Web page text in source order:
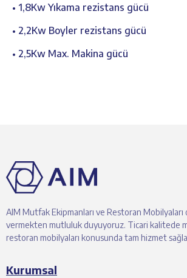
• 1,8Kw Yıkama rezistans gücü
• 2,2Kw Boyler rezistans gücü
• 2,5Kw Max. Makina gücü
AIM Mutfak Ekipmanları ve Restoran
vermekten mutluluk duyuyoruz. Ticari kalitede
restoran mobilyaları konusunda tam hizmet
Kurumsal